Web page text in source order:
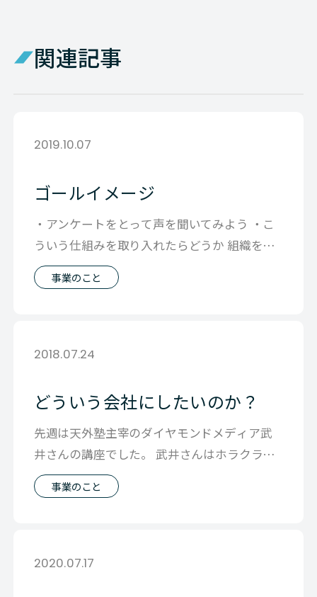
関連記事
2019.10.07
ゴールイメージ
・アンケートをとって声を聞いてみよう ・こ
ういう仕組みを取り入れたらどうか 組織をい
まより「よく」できればと 会社でもい
事業のこと
2018.07.24
どういう会社にしたいのか？
先週は天外塾主宰のダイヤモンドメディア武
井さんの講座でした。 武井さんはホラクラシ
ー型組織運営で日本を代表する社長です。
事業のこと
2020.07.17